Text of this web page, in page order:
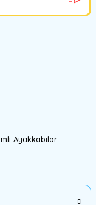
Ayakkabılar..